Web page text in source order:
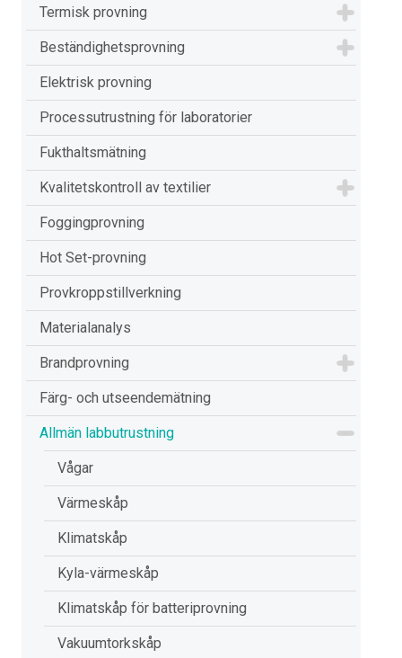
Termisk provning
Beständighetsprovning
Elektrisk provning
Processutrustning för laboratorier
Fukthaltsmätning
Kvalitetskontroll av textilier
Foggingprovning
Hot Set-provning
Provkroppstillverkning
Materialanalys
Brandprovning
Färg- och utseendemätning
Allmän labbutrustning
Vågar
Värmeskåp
Klimatskåp
Kyla-värmeskåp
Klimatskåp för batteriprovning
Vakuumtorkskåp